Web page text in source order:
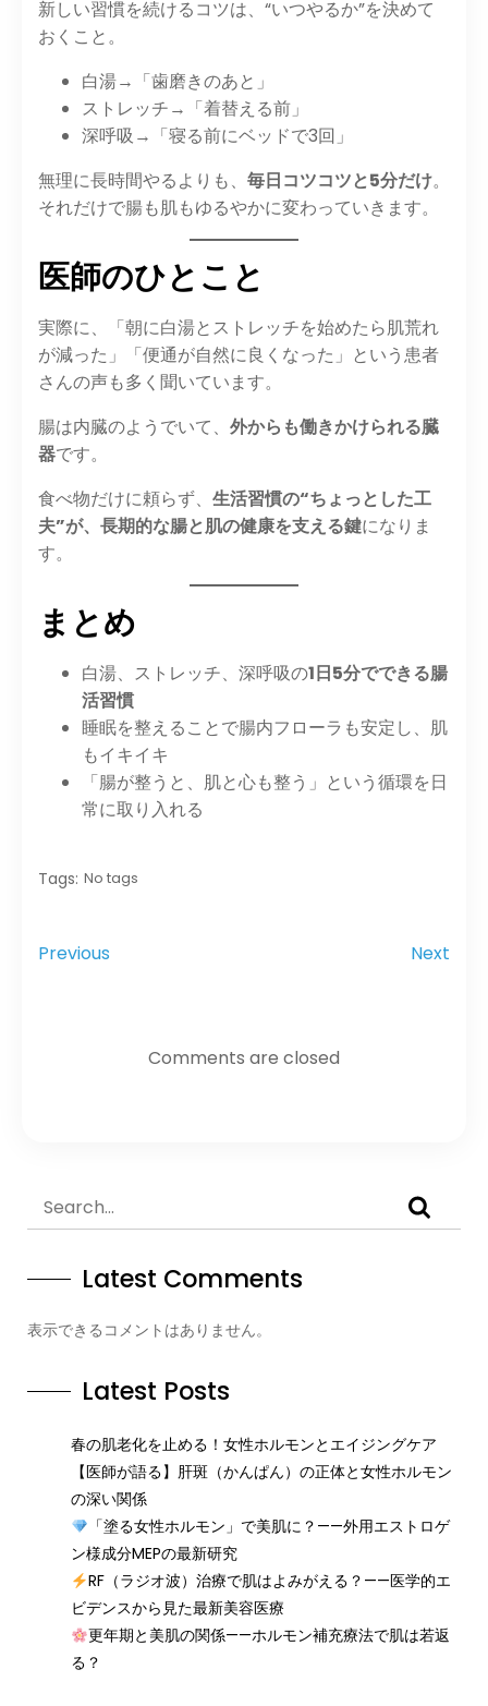
新しい習慣を続けるコツは、“いつやるか”を決めて
おくこと。
白湯→「歯磨きのあと」
ストレッチ→「着替える前」
深呼吸→「寝る前にベッドで3回」
無理に長時間やるよりも、 毎日コツコツと5分だけ。
それだけで腸も肌もゆるやかに変わっていきます。
医師のひとこと
実際に、「朝に白湯とストレッチを始めたら肌荒れ
が減った」「便通が自然に良くなった」という患者
さんの声も多く聞いています。
腸は内臓のようでいて、 外からも働きかけられる臓
器です。
食べ物だけに頼らず、 生活習慣の“ちょっとした工
夫”が、長期的な腸と肌の健康を支える鍵になりま
す。
まとめ
白湯、ストレッチ、深呼吸の1日5分でできる腸
活習慣
睡眠を整えることで腸内フローラも安定し、肌
もイキイキ
「腸が整うと、肌と心も整う」という循環を日
常に取り入れる
Tags: No tags
Previous Next
Comments are closed
Latest Comments
表示できるコメントはありません。
Latest Posts
春の肌老化を止める！女性ホルモンとエイジングケア
【医師が語る】肝斑（かんぱん）の正体と女性ホルモン
の深い関係
「塗る女性ホルモン」で美肌に？——外用エストロゲ
ン様成分MEPの最新研究
RF（ラジオ波）治療で肌はよみがえる？——医学的エ
ビデンスから見た最新美容医療
更年期と美肌の関係——ホルモン補充療法で肌は若返
る？